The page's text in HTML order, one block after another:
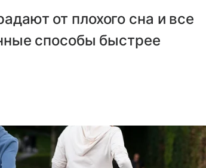
от плохого сна и все
способы быстрее